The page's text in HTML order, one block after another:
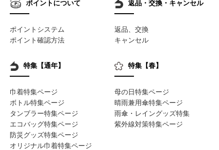
ポイントについて
ポイントシステム
ポイント確認方法
返品・交換・キャンセル
返品、交換
キャンセル
特集【通年】
巾着特集ページ
ボトル特集ページ
タンブラー特集ページ
エコバッグ特集ページ
防災グッズ特集ページ
オリジナル巾着特集ページ
特集【春】
母の日特集ページ
晴雨兼用傘特集ページ
雨傘・レイングッズ特集
紫外線対策特集ページ